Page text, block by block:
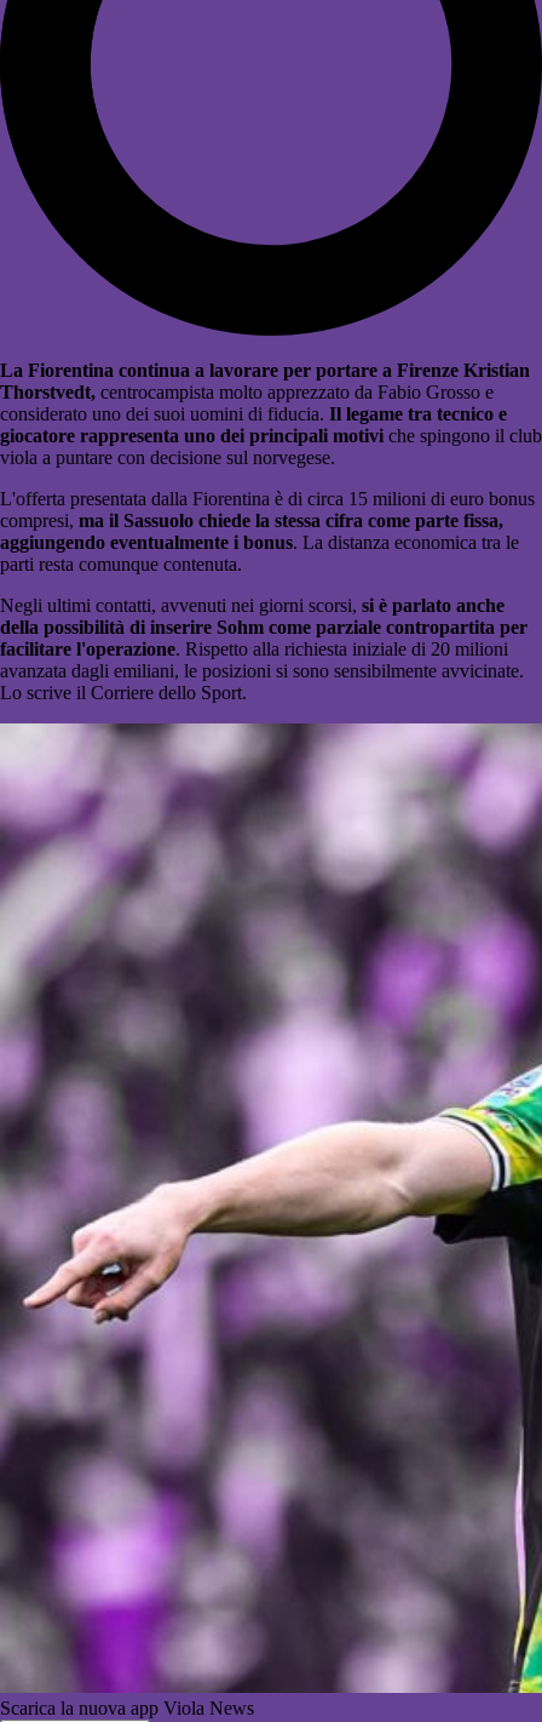
La Fiorentina continua a lavorare per portare a Firenze Kristian
Thorstvedt, centrocampista molto apprezzato da Fabio Grosso e
considerato uno dei suoi uomini di fiducia. Il legame tra tecnico e
giocatore rappresenta uno dei principali motivi che spingono il club
viola a puntare con decisione sul norvegese.
L'offerta presentata dalla Fiorentina è di circa 15 milioni di euro bonus
compresi, ma il Sassuolo chiede la stessa cifra come parte fissa,
aggiungendo eventualmente i bonus. La distanza economica tra le
parti resta comunque contenuta.
Negli ultimi contatti, avvenuti nei giorni scorsi, si è parlato anche
della possibilità di inserire Sohm come parziale contropartita per
facilitare l'operazione. Rispetto alla richiesta iniziale di 20 milioni
avanzata dagli emiliani, le posizioni si sono sensibilmente avvicinate.
Lo scrive il Corriere dello Sport.
Scarica la nuova app Viola News